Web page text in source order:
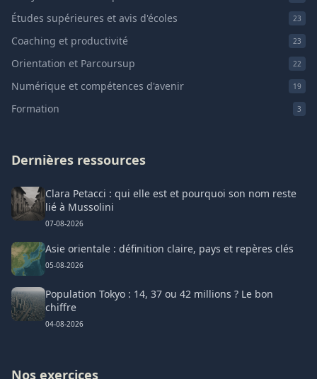
Études supérieures et avis d'écoles 23
Coaching et productivité 23
Orientation et Parcoursup 22
Numérique et compétences d'avenir 19
Formation 3
Dernières ressources
Clara Petacci : qui elle est et pourquoi son nom reste
lié à Mussolini
07-08-2026
Asie orientale : définition claire, pays et repères clés
05-08-2026
Population Tokyo : 14, 37 ou 42 millions ? Le bon
chiffre
04-08-2026
Nos exercices